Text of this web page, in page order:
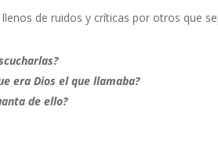
de ruidos y críticas por otros que
era Dios el que llamaba?
de ello?